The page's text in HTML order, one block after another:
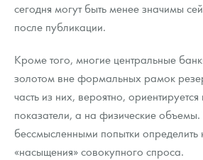
сегодня могут быть менее значимы
после публикации.
Кроме того, многие центральные
золотом вне формальных рамок
часть из них, вероятно,
показатели, а на физические объемы.
бессмысленными попытки
«насыщения» совокупного спроса.